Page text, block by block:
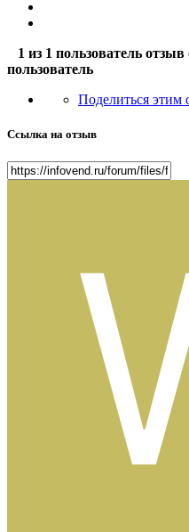
1 из 1 пользователь
пользователь
Поделиться этим
Ссылка на отзыв